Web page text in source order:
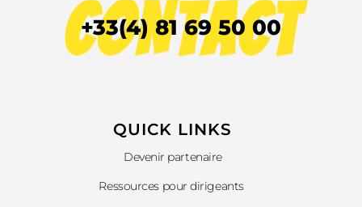
VOIR LA VIDÉO
+33(4) 81 69 50 00
CONTACT
QUICK LINKS​
Devenir partenaire
Ressources pour dirigeants